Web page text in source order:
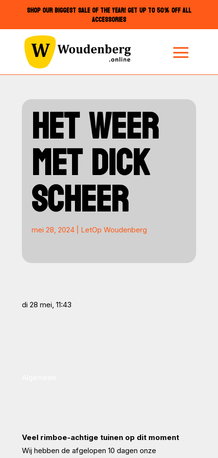
SHOP OUR BIGGEST SALE OF THE YEAR! GET UP TO 50% OFF ALL
ACCESSORIES
HET WEER
MET DICK
SCHEER
mei 28, 2024| LetOp Woudenberg
di 28 mei, 11:43
Veel rimboe-achtige tuinen op dit moment
Wij hebben de afgelopen 10 dagen onze